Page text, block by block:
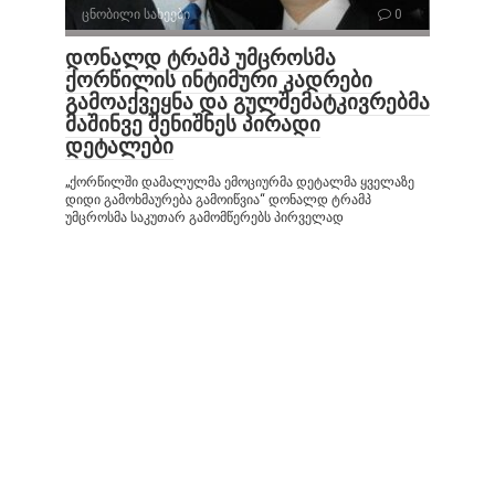
ცნობილი სახეები 0
დონალდ ტრამპ უმცროსმა
ქორწილის ინტიმური კადრები
გამოაქვეყნა და გულშემატკივრებმა
მაშინვე შენიშნეს პირადი
დეტალები
„ქორწილში დამალულმა ემოციურმა დეტალმა ყველაზე
დიდი გამოხმაურება გამოიწვია“ დონალდ ტრამპ
უმცროსმა საკუთარ გამომწერებს პირველად